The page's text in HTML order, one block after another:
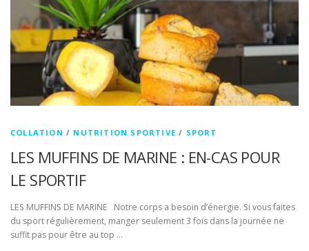
COLLATION / NUTRITION SPORTIVE / SPORT
LES MUFFINS DE MARINE : EN-CAS POUR
LE SPORTIF
LES MUFFINS DE MARINE Notre corps a besoin d’énergie. Si vous faites
du sport régulièrement, manger seulement 3 fois dans la journée ne
suffit pas pour être au top …